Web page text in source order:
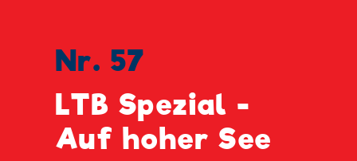
Nr. 57
LTB Spezial -
Auf hoher See